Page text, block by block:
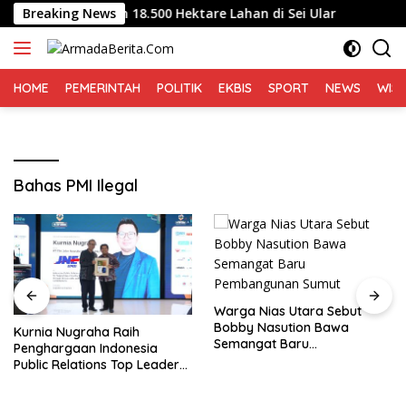
Langsung
ke
konten
Breaking News
Pengairan 18.500 Hektare Lahan di Sei Ular
HOME PEMERINTAH POLITIK EKBIS SPORT NEWS
Bahas PMI Ilegal
Kurnia Nugraha Raih
Penghargaan Indonesia
Public Relations Top Leader
Warga Nias Utara Sebut
Bobby Nasution Bawa
Semangat Baru